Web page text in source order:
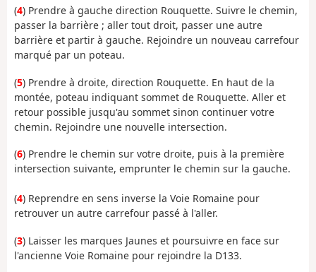
(4) Prendre à gauche direction Rouquette. Suivre le chemin,
passer la barrière ; aller tout droit, passer une autre
barrière et partir à gauche. Rejoindre un nouveau carrefour
marqué par un poteau.
(5) Prendre à droite, direction Rouquette. En haut de la
montée, poteau indiquant sommet de Rouquette. Aller et
retour possible jusqu'au sommet sinon continuer votre
chemin. Rejoindre une nouvelle intersection.
(6) Prendre le chemin sur votre droite, puis à la première
intersection suivante, emprunter le chemin sur la gauche.
(4) Reprendre en sens inverse la Voie Romaine pour
retrouver un autre carrefour passé à l'aller.
(3) Laisser les marques Jaunes et poursuivre en face sur
l'ancienne Voie Romaine pour rejoindre la D133.